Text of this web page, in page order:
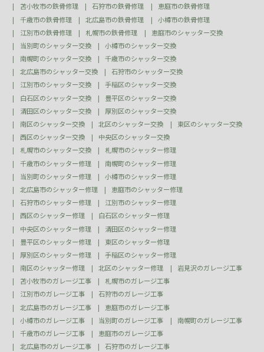
苫小牧市の鉄骨修理
石狩市の鉄骨修理
恵庭市の鉄骨修理
千歳市の鉄骨修理
北広島市の鉄骨修理
小樽市の鉄骨修理
江別市の鉄骨修理
札幌市の鉄骨修理
恵庭市のシャッター交換
当別町のシャッター交換
小樽市のシャッター交換
南幌町のシャッター交換
千歳市のシャッター交換
北広島市のシャッター交換
石狩市のシャッター交換
江別市のシャッター交換
手稲区のシャッター交換
白石区のシャッター交換
豊平区のシャッター交換
清田区のシャッター交換
厚別区のシャッター交換
南区のシャッター交換
北区のシャッター交換
東区のシャッター交換
西区のシャッター交換
中央区のシャッター交換
札幌市のシャッター交換
札幌市のシャッター修理
千歳市のシャッター修理
南幌町のシャッター修理
当別町のシャッター修理
小樽市のシャッター修理
北広島市のシャッター修理
恵庭市のシャッター修理
石狩市のシャッター修理
江別市のシャッター修理
西区のシャッター修理
白石区のシャッター修理
中央区のシャッター修理
清田区のシャッター修理
豊平区のシャッター修理
東区のシャッター修理
厚別区のシャッター修理
手稲区のシャッター修理
南区のシャッター修理
北区のシャッター修理
岩見沢のガレージ工事
苫小牧市のガレージ工事
札幌市のガレージ工事
江別市のガレージ工事
石狩市のガレージ工事
北広島市のガレージ工事
恵庭市のガレージ工事
小樽市のガレージ工事
当別町のガレージ工事
南幌町のガレージ工事
千歳市のガレージ工事
恵庭市のガレージ工事
北広島市のガレージ工事
石狩市のガレージ工事